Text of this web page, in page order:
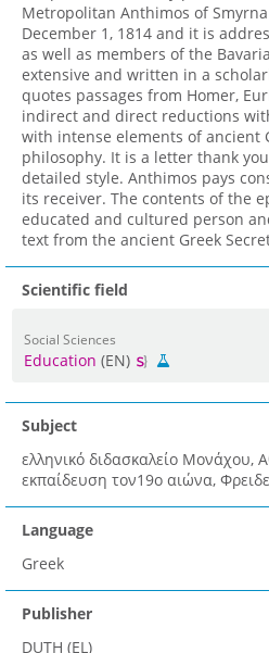
Metropolitan Anthimos of
December 1, 1814 and it is
as well as members of the
extensive and written in a
quotes passages from Homer,
indirect and direct reductions
with intense elements of ancient
philosophy. It is a letter thank
detailed style. Anthimos pays
its receiver. The contents of the
educated and cultured person
text from the ancient Greek
Scientific field
Social Sciences
Education (EN)
Subject
ελληνικό διδασκαλείο Μονάχου,
εκπαίδευση τον19ο αιώνα,
Language
Greek
Publisher
DUTH (EL)